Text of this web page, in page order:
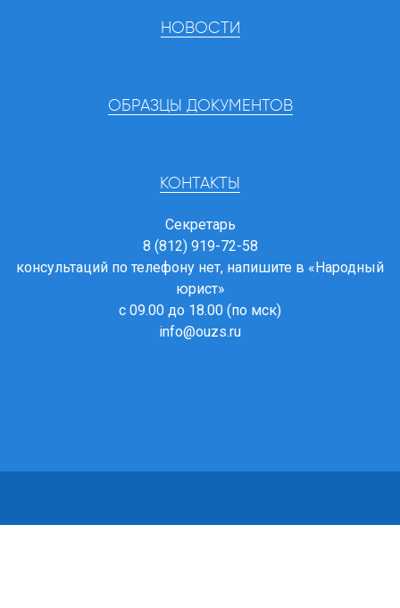
НОВОСТИ
ОБРАЗЦЫ ДОКУМЕНТОВ
КОНТАКТЫ
Секретарь
8 (812) 919-72-58
консультаций по телефону нет, напишите в «Народный
юрист»
с 09.00 до 18.00 (по мск)
info@ouzs.ru